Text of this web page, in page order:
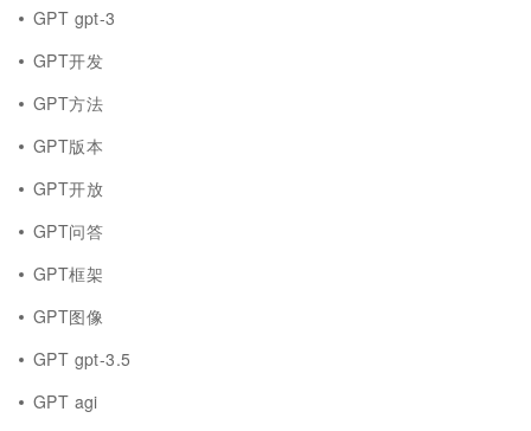
GPT gpt-3
GPT开发
GPT方法
GPT版本
GPT开放
GPT问答
GPT框架
GPT图像
GPT gpt-3.5
GPT agi